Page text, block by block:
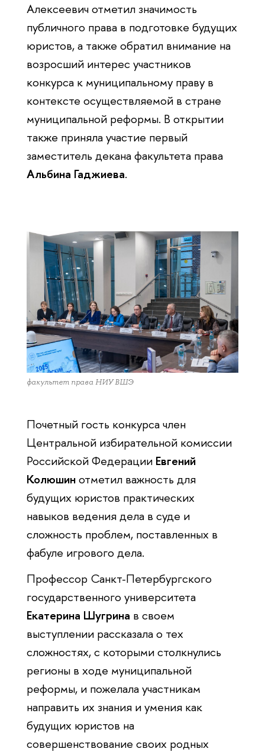
Алексеевич отметил значимость
публичного права в подготовке будущих
юристов, а также обратил внимание на
возросший интерес участников
конкурса к муниципальному праву в
контексте осуществляемой в стране
муниципальной реформы. В открытии
также приняла участие первый
заместитель декана факультета права
Альбина Гаджиева.
факультет права НИУ ВШЭ
Почетный гость конкурса член
Центральной избирательной комиссии
Российской Федерации Евгений
Колюшинотметил важность для
будущих юристов практических
навыков ведения дела в суде и
сложность проблем, поставленных в
фабуле игрового дела.
Профессор Санкт-Петербургского
государственного университета
Екатерина Шугрина в своем
выступлении рассказала о тех
сложностях, с которыми столкнулись
регионы в ходе муниципальной
реформы, и пожелала участникам
направить их знания и умения как
будущих юристов на
совершенствование своих родных